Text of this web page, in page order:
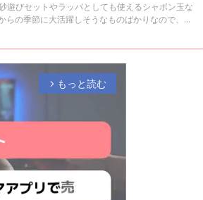
遊びセットやラッパとしても使えるシャボン玉な
の季節に大活躍しそうなものばかりなので、ぜ
arrow_forward_ios もっと読む